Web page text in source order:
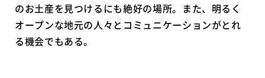
のお土産を見つけるにも絶好の場所。また、明るく
オープンな地元の人々とコミュニケーションがとれ
る機会でもある。